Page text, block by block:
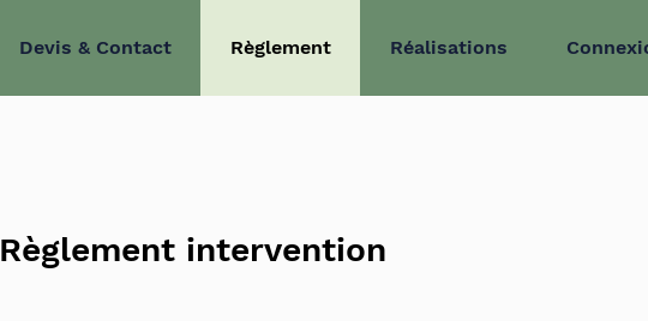
Devis & Contact Règlement Réalisations
Règlement intervention